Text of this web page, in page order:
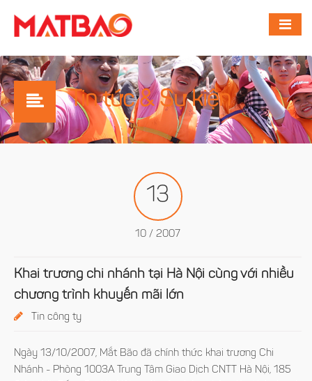
Tin tức & Sự kiện
13
10 / 2007
Khai trương chi nhánh tại Hà Nội cùng với nhiều
chương trình khuyến mãi lớn
Tin công ty
Ngày 13/10/2007, Mắt Bão đã chính thức khai trương Chi
Nhánh - Phòng 1003A Trung Tâm Giao Dịch CNTT Hà Nội, 185